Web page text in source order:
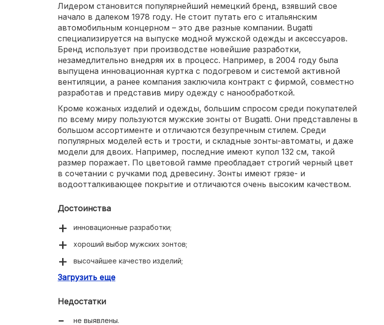
Лидером становится популярнейший немецкий бренд, взявший свое
начало в далеком 1978 году. Не стоит путать его с итальянским
автомобильным концерном – это две разные компании. Bugatti
специализируется на выпуске модной мужской одежды и аксессуаров.
Бренд использует при производстве новейшие разработки,
незамедлительно внедряя их в процесс. Например, в 2004 году была
выпущена инновационная куртка с подогревом и системой активной
вентиляции, а ранее компания заключила контракт с фирмой, совместно
разработав и представив миру одежду с нанообработкой.
Кроме кожаных изделий и одежды, большим спросом среди покупателей
по всему миру пользуются мужские зонты от Bugatti. Они представлены в
большом ассортименте и отличаются безупречным стилем. Среди
популярных моделей есть и трости, и складные зонты-автоматы, и даже
модели для двоих. Например, последние имеют купол 132 см, такой
размер поражает. По цветовой гамме преобладает строгий черный цвет
в сочетании с ручками под древесину. Зонты имеют грязе- и
водоотталкивающее покрытие и отличаются очень высоким качеством.
Достоинства
инновационные разработки;
хороший выбор мужских зонтов;
высочайшее качество изделий;
стильный внешний вид;
Загрузить еще
Недостатки
не выявлены.